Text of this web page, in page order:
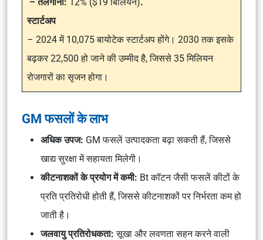
स्टार्टअप
– 2024 में 10,075 बायोटेक स्टार्टअप होंगे। 2030 तक इसके
बढ़कर 22,500 हो जाने की उम्मीद है, जिससे 35 मिलियन
रोजगारों का सृजन होगा।
GM फसलों के लाभ
अधिक उपज: GM फसलें उत्पादकता बढ़ा सकती हैं, जिससे
खाद्य सुरक्षा में सहायता मिलेगी।
कीटनाशकों के प्रयोग में कमी: Bt कॉटन जैसी फसलें कीटों के
प्रति प्रतिरोधी होती हैं, जिससे कीटनाशकों पर निर्भरता कम हो
जाती है।
जलवायु प्रतिरोधकता:सूखा और लवणता सहन करने वाली